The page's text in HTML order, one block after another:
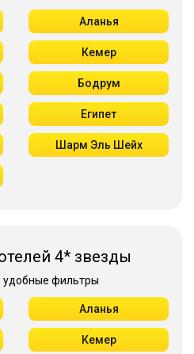
Аланья
Кемер
Бодрум
Египет
Шарм Эль Шейх
4* звезды
удобные фильтры
Аланья
Кемер